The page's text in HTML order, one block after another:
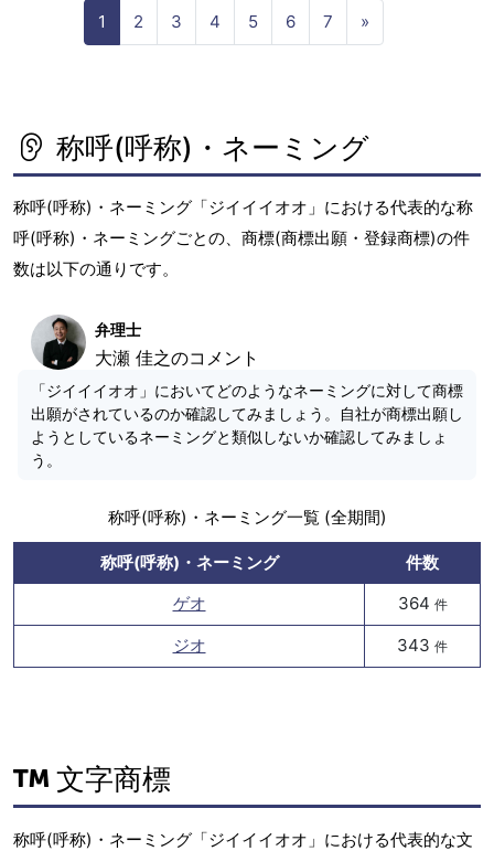
1 2 3 4 5 6 7 »
e
称呼(呼称)・ネーミング
称呼(呼称)・ネーミング「ジイイイオオ」における代表的な称
呼(呼称)・ネーミングごとの、商標(商標出願・登録商標)の件
数は以下の通りです。
弁理士
大瀬 佳之のコメント
「ジイイイオオ」においてどのようなネーミングに対して商標
出願がされているのか確認してみましょう。自社が商標出願し
ようとしているネーミングと類似しないか確認してみましょ
う。
称呼(呼称)・ネーミング一覧 (全期間)
称呼(呼称)・ネーミング
件数
ゲオ
364 件
ジオ 343 件
文字商標
称呼(呼称)・ネーミング「ジイイイオオ」における代表的な文